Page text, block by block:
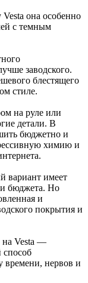
она особенно
с темным
заводского.
блестящего
стиле.
на руле или
детали. В
бюджетно и
химию и
вариант имеет
и бюджета. Но
и
покрытия и
на Vesta —
способ
времени, нервов и